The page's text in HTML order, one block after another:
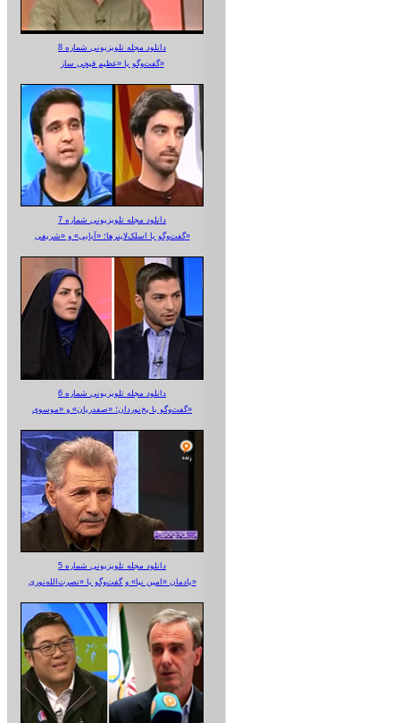
دانلود مجله تلویزیونی شماره 8
گفت‌وگو با «عظیم قیچی ساز»
دانلود مجله تلویزیونی شماره 7
گفت‌وگو با اسلک‌لاینرها؛ «آبایی» و «شریفی»
دانلود مجله تلویزیونی شماره 6
گفت‌وگو با یخ‌نوردان؛ «صفدریان» و «موسوی»
دانلود مجله تلویزیونی شماره 5
یادمان «امین نیا» و گفت‌وگو با «نصرت‌الله‌نوری»